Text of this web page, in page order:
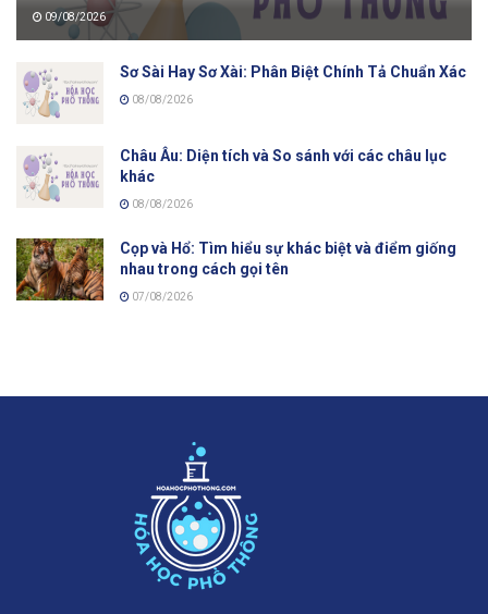
09/08/2026
Sơ Sài Hay Sơ Xài: Phân Biệt Chính Tả Chuẩn Xác
08/08/2026
Châu Âu: Diện tích và So sánh với các châu lục
khác
08/08/2026
Cọp và Hổ: Tìm hiểu sự khác biệt và điểm giống
nhau trong cách gọi tên
07/08/2026